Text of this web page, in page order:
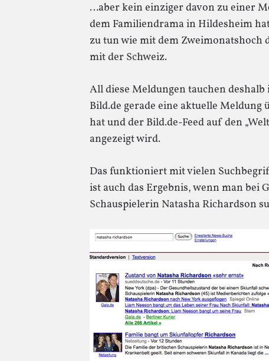
…aber kein einziger davon zu einer
dem Familiendrama in Hildesheim
zu tun wie mit dem Zweimonatshoch
mit der Schweiz.
All diese Meldungen tauchen
Bild.de gerade eine aktuelle
hat und der Bild.de-Feed auf den
angezeigt wird.
Das funktioniert mit vielen
ist auch das Ergebnis, wenn man bei
Schauspielerin Natasha Richardson